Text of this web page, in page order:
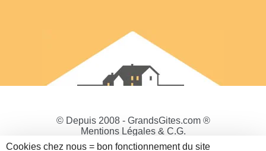
© Depuis 2008 - GrandsGites.com ®
Mentions Légales & C.G.
Politique de Confidentialité
Cookies chez nous = bon fonctionnement du site